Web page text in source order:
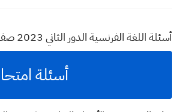
أسئلة اللغة الفرنسية الدور الثاني 2023 صف الثالث المتوسط
أسئلة امتحان